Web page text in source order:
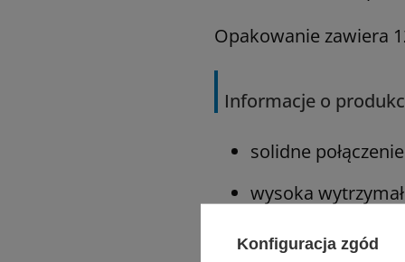
Opakowanie zawiera
Informacje o
solidne
wysoka
doskonałe
Konfiguracja zgód